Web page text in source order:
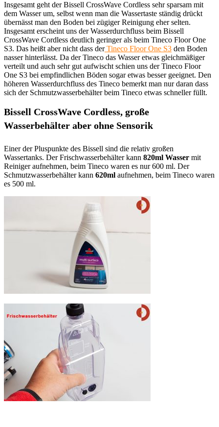
Insgesamt geht der Bissell CrossWave Cordless sehr sparsam mit
dem Wasser um, selbst wenn man die Wassertaste ständig drückt
übernässt man den Boden bei zügiger Reinigung eher selten.
Insgesamt erscheint uns der Wasserdurchfluss beim Bissell
CrossWave Cordless deutlich geringer als beim Tineco Floor One
S3. Das heißt aber nicht dass derTineco Floor One S3 den Boden
nasser hinterlässt. Da der Tineco das Wasser etwas gleichmäßiger
verteilt und auch sehr gut aufwischt schien uns der Tineco Floor
One S3 bei empfindlichen Böden sogar etwas besser geeignet. Den
höheren Wasserdurchfluss des Tineco bemerkt man nur daran dass
sich der Schmutzwasserbehälter beim Tineco etwas schneller füllt.
Bissell CrossWave Cordless, große
Wasserbehälter aber ohne Sensorik
Einer der Pluspunkte des Bissell sind die relativ großen
Wassertanks. Der Frischwasserbehälter kann 820ml Wasser mit
Reiniger aufnehmen, beim Tineco waren es nur 600 ml. Der
Schmutzwasserbehälter kann 620ml aufnehmen, beim Tineco waren
es 500 ml.